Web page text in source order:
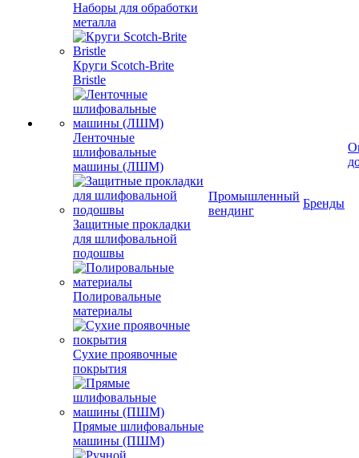
Наборы для обработки
металла
Круги Scotch-Brite
Bristle
Ленточные
шлифовальные
машины (ЛШМ)
Защитные прокладки
для шлифовальной
подошвы
Полировальные
материалы
Сухие проявочные
покрытия
Прямые шлифовальные
машины (ПШМ)
Промышленный
вендинг
Бренды